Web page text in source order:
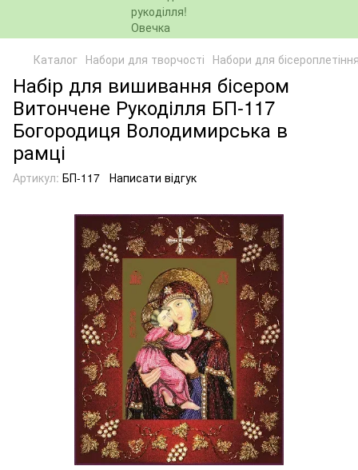
Каталог Набори для творчості Набори для
Набір для вишивання бісером
Витончене Рукоділля БП-117
Богородиця Володимирська в
рамці
Артикул: БП-117 Написати відгук